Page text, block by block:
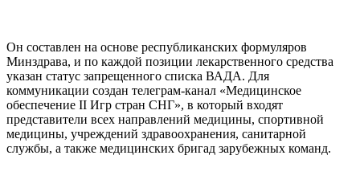
Он составлен на основе республиканских формуляров
Минздрава, и по каждой позиции лекарственного средства
указан статус запрещенного списка ВАДА. Для
коммуникации создан телеграм-канал «Медицинское
обеспечение II Игр стран СНГ», в который входят
представители всех направлений медицины, спортивной
медицины, учреждений здравоохранения, санитарной
службы, а также медицинских бригад зарубежных команд.